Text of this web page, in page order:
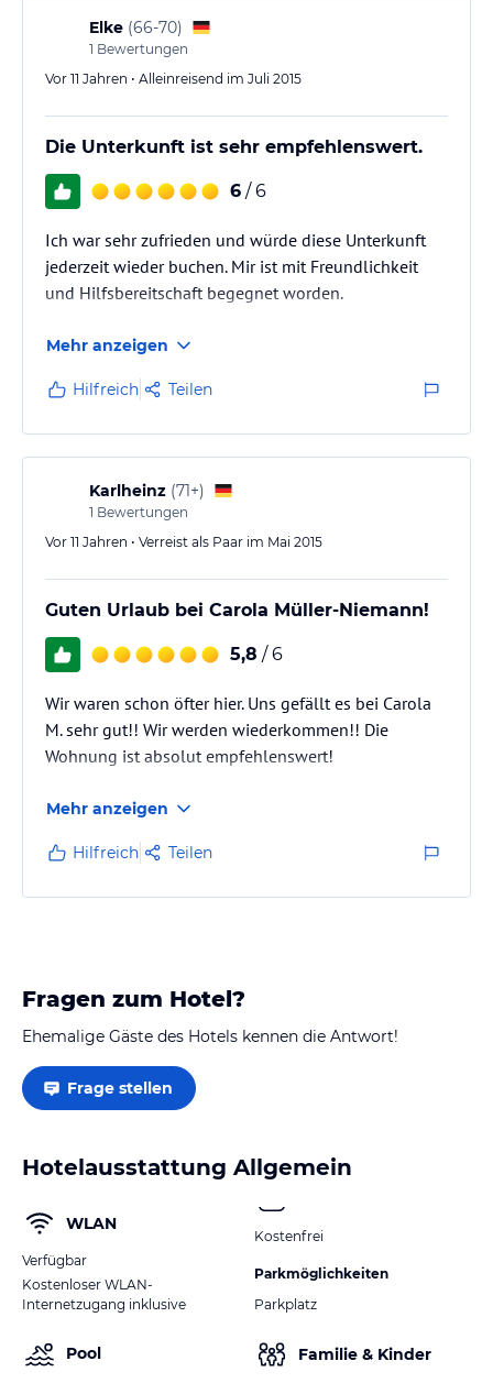
Elke (66-70)
1 Bewertungen
Vor 11 Jahren • Alleinreisend im Juli 2015
Die Unterkunft ist sehr empfehlenswert.
6 / 6
Ich war sehr zufrieden und würde diese Unterkunft
jederzeit wieder buchen. Mir ist mit Freundlichkeit
und Hilfsbereitschaft begegnet worden.
Mehr anzeigen
Hilfreich Teilen
Karlheinz (71+)
1 Bewertungen
Vor 11 Jahren • Verreist als Paar im Mai 2015
Guten Urlaub bei Carola Müller-Niemann!
5,8 / 6
Wir waren schon öfter hier. Uns gefällt es bei Carola
M. sehr gut!! Wir werden wiederkommen!! Die
Wohnung ist absolut empfehlenswert!
Mehr anzeigen
Hilfreich Teilen
Fragen zum Hotel?
Ehemalige Gäste des Hotels kennen die Antwort!
Frage stellen
Hotelausstattung Allgemein
WLAN
Verfügbar
Kostenloser WLAN-
Internetzugang inklusive
Pool
Kostenfrei
Parkmöglichkeiten
Parkplatz
Familie & Kinder